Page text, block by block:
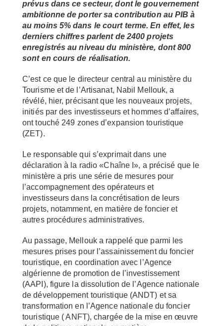
prévus dans ce secteur, dont le gouvernement
ambitionne de porter sa contribution au PIB à
au moins 5% dans le court terme. En effet, les
derniers chiffres parlent de 2400 projets
enregistrés au niveau du ministère, dont 800
sont en cours de réalisation.
C’est ce que le directeur central au ministère du
Tourisme et de l’Artisanat, Nabil Mellouk, a
révélé, hier, précisant que les nouveaux projets,
initiés par des investisseurs et hommes d’affaires,
ont touché 249 zones d’expansion touristique
(ZET).
Le responsable qui s’exprimait dans une
déclaration à la radio «Chaîne I», a précisé que le
ministère a pris une série de mesures pour
l’accompagnement des opérateurs et
investisseurs dans la concrétisation de leurs
projets, notamment, en matière de foncier et
autres procédures administratives.
Au passage, Mellouk a rappelé que parmi les
mesures prises pour l’assainissement du foncier
touristique, en coordination avec l’Agence
algérienne de promotion de l’investissement
(AAPI), figure la dissolution de l’Agence nationale
de développement touristique (ANDT) et sa
transformation en l’Agence nationale du foncier
touristique ( ANFT), chargée de la mise en œuvre